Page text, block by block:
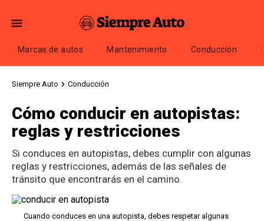
Marcas de autos Mantenimiento Conducción
Siempre Auto Conducción
Cómo conducir en autopistas:
reglas y restricciones
Si conduces en autopistas, debes cumplir con algunas
reglas y restricciones, además de las señales de
tránsito que encontrarás en el camino.
Cuando conduces en una autopista, debes respetar algunas